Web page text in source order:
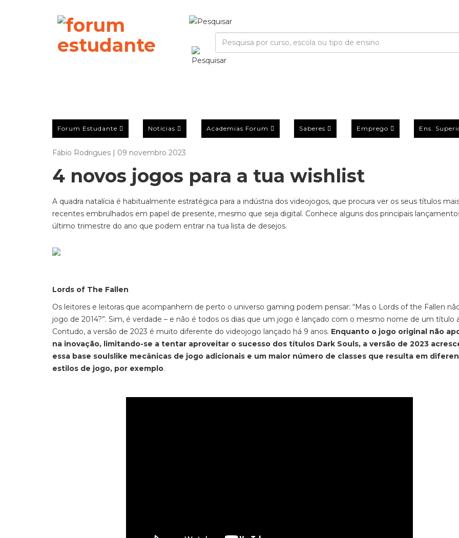
Forum Estudante Notícias Academias Forum Saberes Emprego Ens.
Fábio Rodrigues | 09 novembro 2023
4 novos jogos para a tua wishlist
A quadra natalícia é habitualmente estratégica para a indústria dos videojogos, que procura ver os seus títulos
recentes embrulhados em papel de presente, mesmo que seja digital. Conhece alguns dos principais
último trimestre do ano que podem entrar na tua lista de desejos.
Lords of The Fallen
Os leitores e leitoras que acompanhem de perto o universo gaming podem pensar: “Mas o Lords of the Fallen
jogo de 2014?”. Sim, é verdade – e não é todos os dias que um jogo é lançado com o mesmo nome de um título
Contudo, a versão de 2023 é muito diferente do videojogo lançado há 9 anos. Enquanto o jogo original não
na inovação, limitando-se a tentar aproveitar o sucesso dos títulos Dark Souls, a versão de 2023
essa base soulslike mecânicas de jogo adicionais e um maior número de classes que resulta em
estilos de jogo, por exemplo.